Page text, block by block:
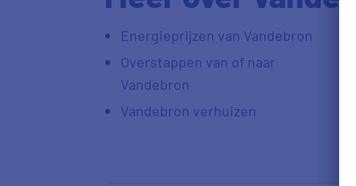
Energieprijzen van Vandebron
Overstappen van of naar
Vandebron
Vandebron verhuizen